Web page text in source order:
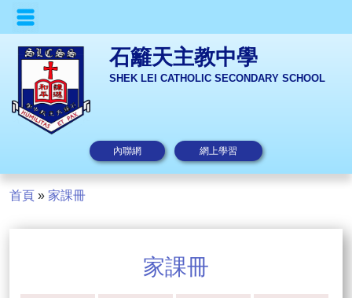
石籬天主教中學
SHEK LEI CATHOLIC SECONDARY SCHOOL
內聯網 網上學習
首頁 » 家課冊
家課冊